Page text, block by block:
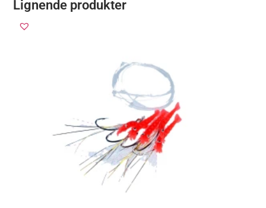
Lignende produkter